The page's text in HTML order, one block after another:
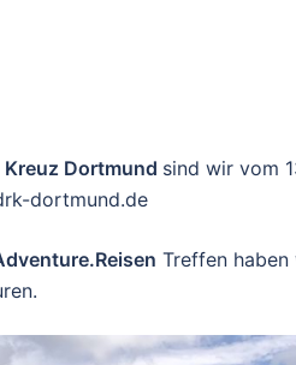
Kreuz Dortmund sind wir vom
dortmund.de
Treffen haben